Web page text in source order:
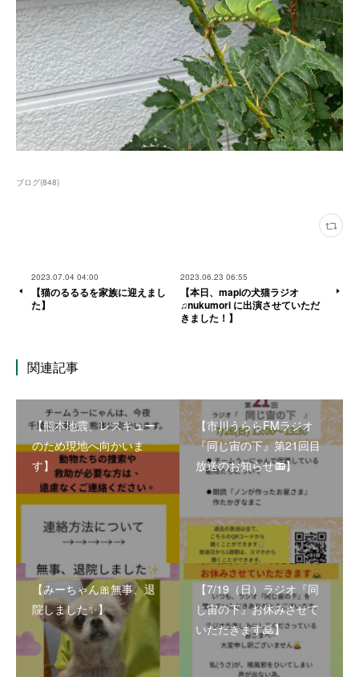
ブログ(848)
2023.07.04 04:00
【猫のるるるを家族に迎えまし
た】
2023.06.23 06:55
【本日、mapiの犬猫ラジオ
♫nukumori に出演させていただ
きました！】
関連記事
【熊本地震、レスキュー
のため現地へ向かいま
す】
【市川うららFMラジオ
『同じ宙の下』第21回目
放送のお知らせ📻】
【みーちゃん🎀無事、退
院しました✨】
【7/19（日）ラジオ『同
じ宙の下』お休みさせて
いただきます🙇】